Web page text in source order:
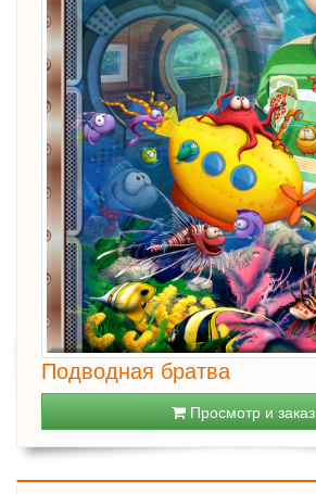
Подводная братва
Просмотр и заказ